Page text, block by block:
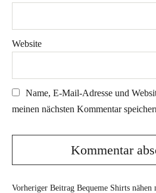
Website
Name, E-Mail-Adresse und
meinen nächsten Kommentar
Vorheriger Beitrag Bequeme Shirts